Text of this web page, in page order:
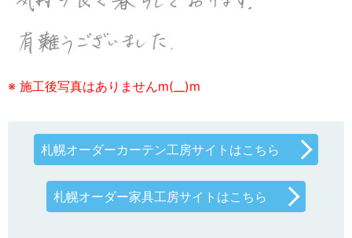
※ 施工後写真はありませんm(__)m
札幌オーダーカーテン工房サイトはこちら
札幌オーダー家具工房サイトはこちら